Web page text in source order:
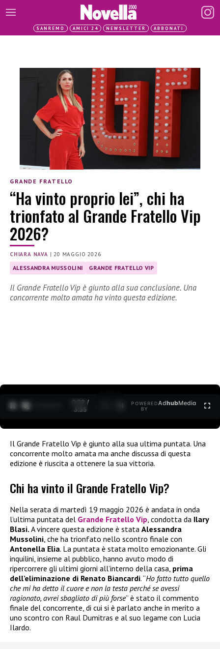
SANREMO AMICI 24 NEWSLETTER ABBONATI
GRANDE FRATELLO
“Ha vinto proprio lei”, chi ha
trionfato al Grande Fratello Vip
2026?
CHIARA NAVA |20 MAGGIO 2026
ALESSANDRA MUSSOLINI GRANDE FRATELLO VIP
Il Grande Fratello Vip è giunto alla sua conclusione. Una
concorrente molto amata ha vinto questa edizione.
0:30 /
3:35
POWERED
BY
AdhubMedia
Il Grande Fratello Vip è giunto alla sua ultima puntata. Una
concorrente molto amata ma anche discussa di questa
edizione è riuscita a ottenere la sua vittoria.
Chi ha vinto il Grande Fratello Vip?
Nella serata di martedì 19 maggio 2026 è andata in onda
l’ultima puntata del Grande Fratello Vip, condotta da Ilary
Blasi. A vincere questa edizione è stata Alessandra
Mussolini, che ha trionfato nello scontro finale con
Antonella Elia. La puntata è stata molto emozionante. Gli
inquilini, insieme al pubblico, hanno avuto modo di
ripercorrere gli ultimi giorni all’interno della casa, prima
dell’eliminazione di Renato Biancardi. “Ho fatto tutto quello
che mi ha detto il cuore e non la testa perché se avessi
ragionato, avrei sbagliato di più forse” è stato il commento
finale del concorrente, di cui si è parlato anche in merito a
uno scontro con Raul Dumitras e al suo legame con Lucia
Ilardo.